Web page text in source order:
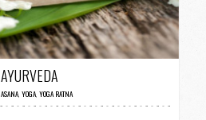
0 COMMENTI / 4 VOTI
AYURVEDA
ASANA, YOGA, YOGA RATNA